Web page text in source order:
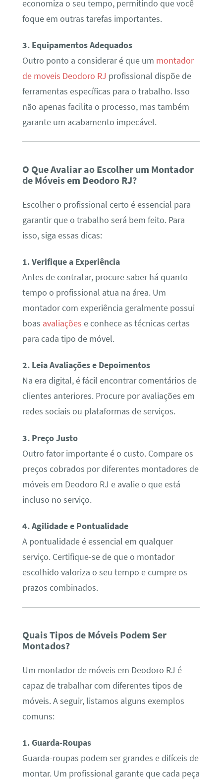
economiza o seu tempo, permitindo que você
foque em outras tarefas importantes.
3. Equipamentos Adequados
Outro ponto a considerar é que um montador
de moveis Deodoro RJ profissional dispõe de
ferramentas específicas para o trabalho. Isso
não apenas facilita o processo, mas também
garante um acabamento impecável.
O Que Avaliar ao Escolher um Montador
de Móveis em Deodoro RJ?
Escolher o profissional certo é essencial para
garantir que o trabalho será bem feito. Para
isso, siga essas dicas:
1. Verifique a Experiência
Antes de contratar, procure saber há quanto
tempo o profissional atua na área. Um
montador com experiência geralmente possui
boas avaliações e conhece as técnicas certas
para cada tipo de móvel.
2. Leia Avaliações e Depoimentos
Na era digital, é fácil encontrar comentários de
clientes anteriores. Procure por avaliações em
redes sociais ou plataformas de serviços.
3. Preço Justo
Outro fator importante é o custo. Compare os
preços cobrados por diferentes montadores de
móveis em Deodoro RJ e avalie o que está
incluso no serviço.
4. Agilidade e Pontualidade
A pontualidade é essencial em qualquer
serviço. Certifique-se de que o montador
escolhido valoriza o seu tempo e cumpre os
prazos combinados.
Quais Tipos de Móveis Podem Ser
Montados?
Um montador de móveis em Deodoro RJ é
capaz de trabalhar com diferentes tipos de
móveis. A seguir, listamos alguns exemplos
comuns:
1. Guarda-Roupas
Guarda-roupas podem ser grandes e difíceis de
montar. Um profissional garante que cada peça